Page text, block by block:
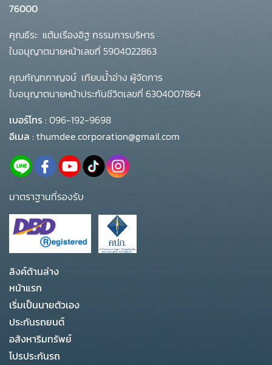
76000
คุณธีระ แต้มเรืองอิฐ กรรมการบริหาร
ใบอนุญาตนายหน้าเลขที่ 5904022863
คุณกัญทกาญจน์ เทียบน้ำอ่าง ผู้จัดการ
ใบอนุญาตนายหน้าประกันชีวิตเลขที่ 6304007864
เบอร์โทร :096-192-9698
อีเมล :thumdee.corporation@gmail.com
มาตราฐานที่รองรับ
ลิงค์ด้านล่าง
หน้าแรก
เริ่มเป็นนายตัวเอง
ประกันรถยนต์
อสังหาริมทรัพย์
โปรประกันรถ